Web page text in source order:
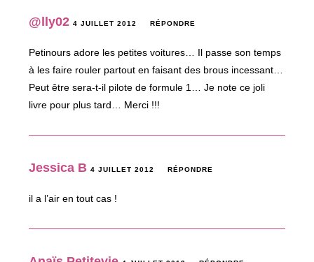
@lly02 4 JUILLET 2012 RÉPONDRE
Petinours adore les petites voitures… Il passe son temps
à les faire rouler partout en faisant des brous incessant…
Peut être sera-t-il pilote de formule 1… Je note ce joli
livre pour plus tard… Merci !!!
Jessica B 4 JUILLET 2012 RÉPONDRE
il a l’air en tout cas !